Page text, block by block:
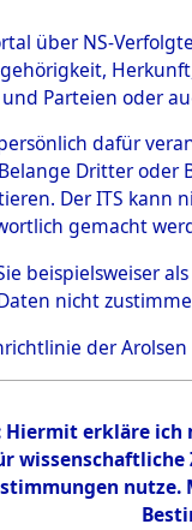
über NS-
Parteien oder
dafür
Dritter
Der ITS
gemacht
beispielsweiser
nicht
der Arolsen
erkläre ich